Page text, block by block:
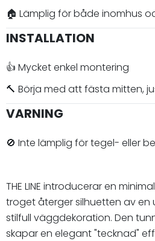
🏠 Lämplig för både inomhus
INSTALLATION
👍 Mycket enkel montering
🔨 Börja med att fästa mitten,
VARNING
🚫 Inte lämplig för tegel- eller
THE LINE introducerar en
troget återger silhuetten av en
stilfull väggdekoration. Den
skapar en elegant "tecknad"